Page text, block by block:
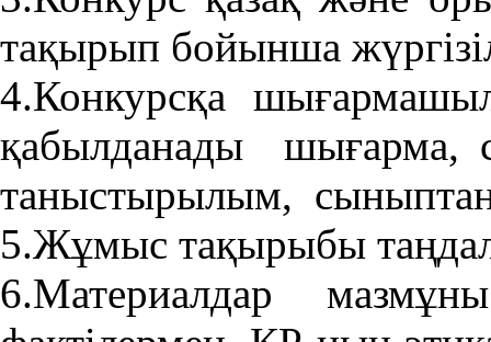
тақырып бойынша
4.Конкурсқа
қабылданады шығарма,
таныстырылым,
5.Жұмыс тақырыбы
6.Материалдар